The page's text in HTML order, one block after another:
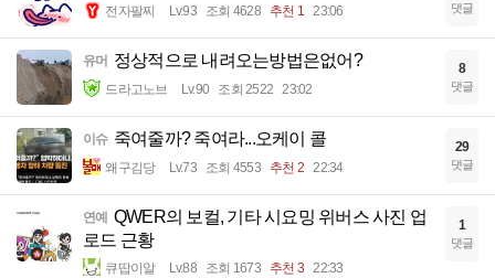
전자팔찌 Lv.93 조회 4628 추천 1 23:06 댓글
유머 정상적으로 내려오는방법은없어?
드라고노브 Lv.90 조회 2522 23:02
8
댓글
이슈 죽여줄까? 죽여라...오케이 콜
왜구김당 Lv.73 조회 4553 추천 2 22:34
29
댓글
연예
QWER의 보컬, 기타 시요밍 위버스 사진 업
로드 근황
큐땁이알 Lv.88 조회 1673 추천 3 22:33
1
댓글